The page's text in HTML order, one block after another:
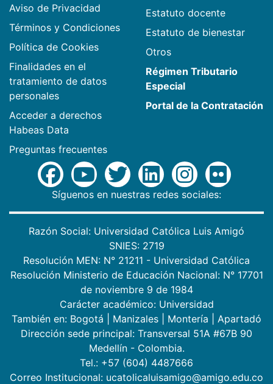
Aviso de Privacidad
Términos y Condiciones
Política de Cookies
Finalidades en el
tratamiento de datos
personales
Acceder a derechos
Habeas Data
Preguntas frecuentes
Estatuto docente
Estatuto de bienestar
Otros
Régimen Tributario
Especial
Portal de la Contratación
Síguenos en nuestras redes sociales:
Razón Social: Universidad Católica Luis Amigó
SNIES: 2719
Resolución MEN: N° 21211 - Universidad Católica
Resolución Ministerio de Educación Nacional: N° 17701
de noviembre 9 de 1984
Carácter académico: Universidad
También en: Bogotá Manizales Montería
Apartadó
Dirección sede principal: Transversal 51A #67B 90
Medellín - Colombia.
Tel.: +57 (604) 4487666
Correo Institucional: ucatolicaluisamigo@amigo.edu.co